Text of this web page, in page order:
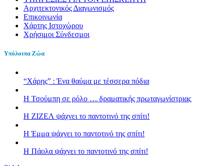
Αρχιτεκτονικός Διαγωνισμός
Επικοινωνία
Χάρτης Ιστοχώρου
Χρήσιμοι Σύνδεσμοι
Υπόλοιπα Ζώα
“Χάρης” : Ένα θαύμα με τέσσερα πόδια
H Τσούμπη σε ρόλο … δραματικής πρωταγωνίστριας
Η ΖΙΖΕΛ ψάχνει το παντοτινό της σπίτι!
H Έμμα ψάχνει το παντοτινό της σπίτι!
Η Πάολα ψάχνει το παντοτινό της σπίτι!